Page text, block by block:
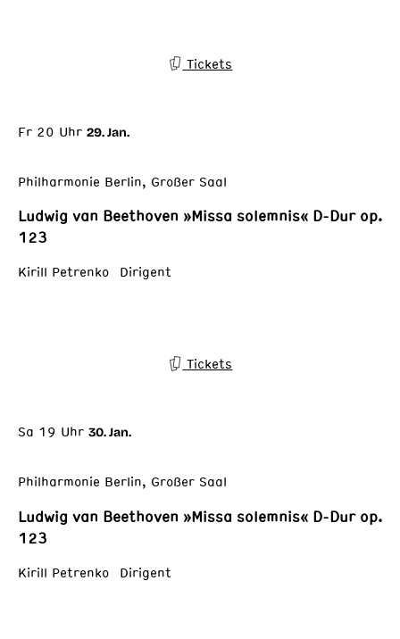
Tickets
Fr 20 Uhr 29. Jan.
Philharmonie Berlin, Großer Saal
Ludwig van Beethoven »Missa solemnis« D-Dur op.
123
Kirill Petrenko Dirigent
Tickets
Sa 19 Uhr 30. Jan.
Philharmonie Berlin, Großer Saal
Ludwig van Beethoven »Missa solemnis« D-Dur op.
123
Kirill Petrenko Dirigent